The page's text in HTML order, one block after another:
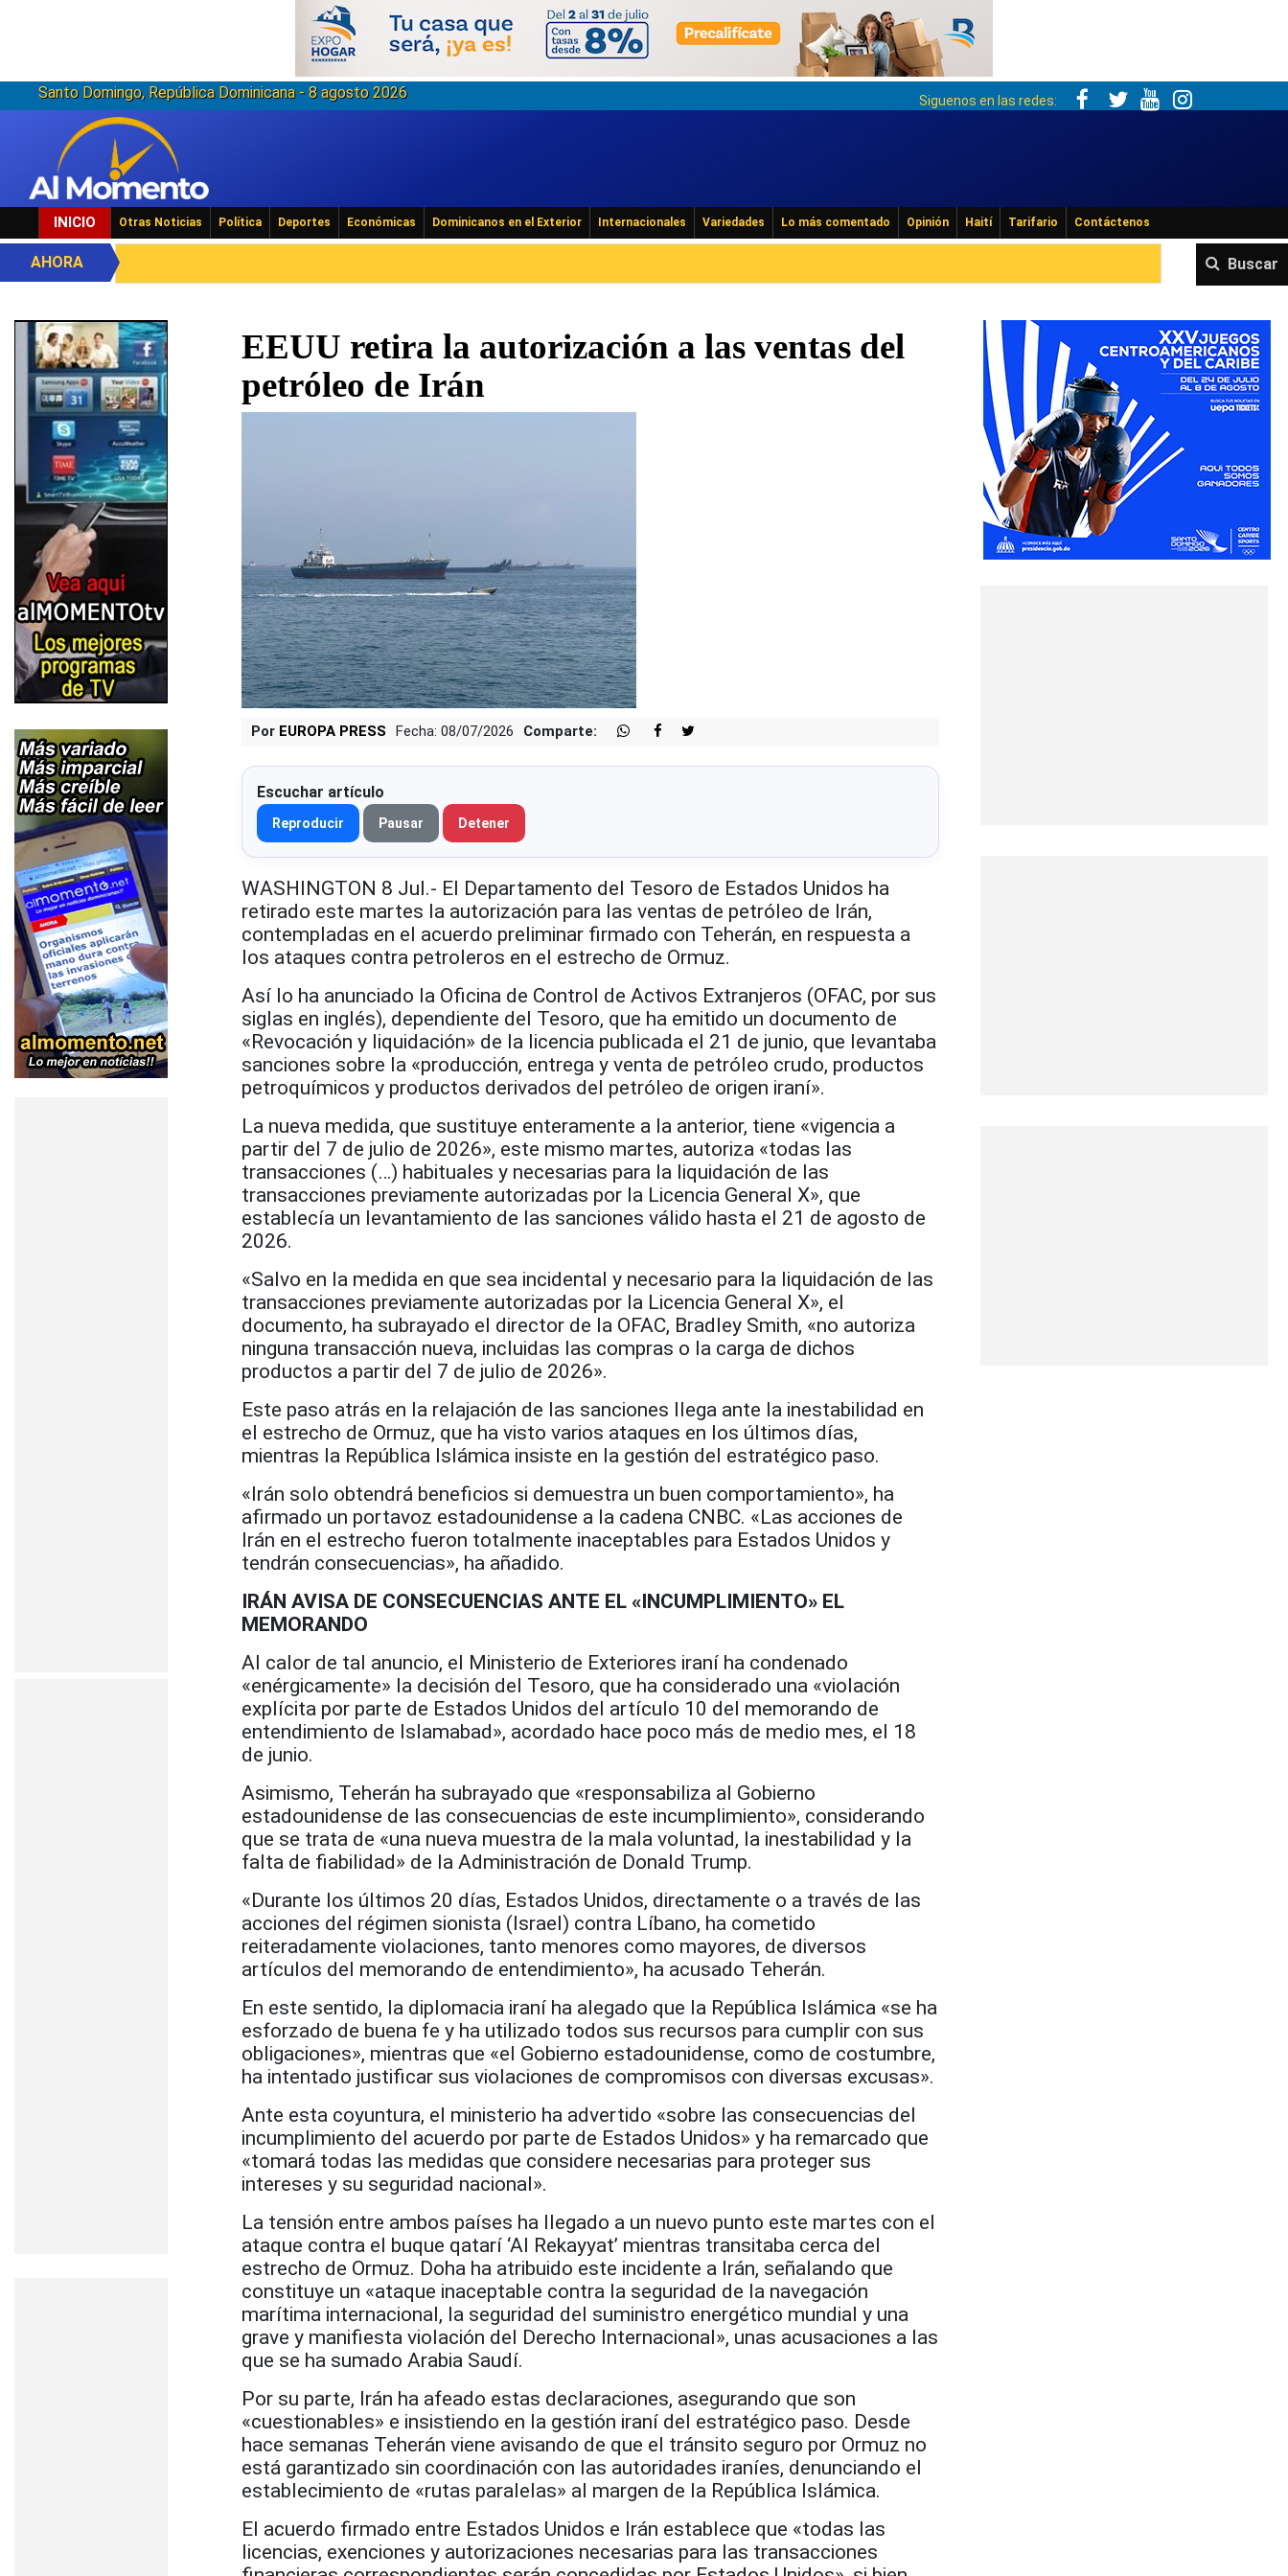
Santo Domingo, República Dominicana - 8 agosto 2026 Siguenos en las redes:
INICIO Otras Noticias Política Deportes Económicas Dominicanos en el Exterior Internacionales Variedades Lo más comentado Opinión Haití Tarifario Contáctenos
Buscar
AHORA
EEUU retira la autorización a las ventas del
petróleo de Irán
Por EUROPA PRESS Fecha: 08/07/2026 Comparte:
Escuchar artículo
Reproducir Pausar Detener
WASHINGTON 8 Jul.- El Departamento del Tesoro de Estados Unidos ha
retirado este martes la autorización para las ventas de petróleo de Irán,
contempladas en el acuerdo preliminar firmado con Teherán, en respuesta a
los ataques contra petroleros en el estrecho de Ormuz.
Así lo ha anunciado la Oficina de Control de Activos Extranjeros (OFAC, por sus
siglas en inglés), dependiente del Tesoro, que ha emitido un documento de
«Revocación y liquidación» de la licencia publicada el 21 de junio, que levantaba
sanciones sobre la «producción, entrega y venta de petróleo crudo, productos
petroquímicos y productos derivados del petróleo de origen iraní».
La nueva medida, que sustituye enteramente a la anterior, tiene «vigencia a
partir del 7 de julio de 2026», este mismo martes, autoriza «todas las
transacciones (…) habituales y necesarias para la liquidación de las
transacciones previamente autorizadas por la Licencia General X», que
establecía un levantamiento de las sanciones válido hasta el 21 de agosto de
2026.
«Salvo en la medida en que sea incidental y necesario para la liquidación de las
transacciones previamente autorizadas por la Licencia General X», el
documento, ha subrayado el director de la OFAC, Bradley Smith, «no autoriza
ninguna transacción nueva, incluidas las compras o la carga de dichos
productos a partir del 7 de julio de 2026».
Este paso atrás en la relajación de las sanciones llega ante la inestabilidad en
el estrecho de Ormuz, que ha visto varios ataques en los últimos días,
mientras la República Islámica insiste en la gestión del estratégico paso.
«Irán solo obtendrá beneficios si demuestra un buen comportamiento», ha
afirmado un portavoz estadounidense a la cadena CNBC. «Las acciones de
Irán en el estrecho fueron totalmente inaceptables para Estados Unidos y
tendrán consecuencias», ha añadido.
IRÁN AVISA DE CONSECUENCIAS ANTE EL «INCUMPLIMIENTO» EL
MEMORANDO
Al calor de tal anuncio, el Ministerio de Exteriores iraní ha condenado
«enérgicamente» la decisión del Tesoro, que ha considerado una «violación
explícita por parte de Estados Unidos del artículo 10 del memorando de
entendimiento de Islamabad», acordado hace poco más de medio mes, el 18
de junio.
Asimismo, Teherán ha subrayado que «responsabiliza al Gobierno
estadounidense de las consecuencias de este incumplimiento», considerando
que se trata de «una nueva muestra de la mala voluntad, la inestabilidad y la
falta de fiabilidad» de la Administración de Donald Trump.
«Durante los últimos 20 días, Estados Unidos, directamente o a través de las
acciones del régimen sionista (Israel) contra Líbano, ha cometido
reiteradamente violaciones, tanto menores como mayores, de diversos
artículos del memorando de entendimiento», ha acusado Teherán.
En este sentido, la diplomacia iraní ha alegado que la República Islámica «se ha
esforzado de buena fe y ha utilizado todos sus recursos para cumplir con sus
obligaciones», mientras que «el Gobierno estadounidense, como de costumbre,
ha intentado justificar sus violaciones de compromisos con diversas excusas».
Ante esta coyuntura, el ministerio ha advertido «sobre las consecuencias del
incumplimiento del acuerdo por parte de Estados Unidos» y ha remarcado que
«tomará todas las medidas que considere necesarias para proteger sus
intereses y su seguridad nacional».
La tensión entre ambos países ha llegado a un nuevo punto este martes con el
ataque contra el buque qatarí ‘Al Rekayyat’ mientras transitaba cerca del
estrecho de Ormuz. Doha ha atribuido este incidente a Irán, señalando que
constituye un «ataque inaceptable contra la seguridad de la navegación
marítima internacional, la seguridad del suministro energético mundial y una
grave y manifiesta violación del Derecho Internacional», unas acusaciones a las
que se ha sumado Arabia Saudí.
Por su parte, Irán ha afeado estas declaraciones, asegurando que son
«cuestionables» e insistiendo en la gestión iraní del estratégico paso. Desde
hace semanas Teherán viene avisando de que el tránsito seguro por Ormuz no
está garantizado sin coordinación con las autoridades iraníes, denunciando el
establecimiento de «rutas paralelas» al margen de la República Islámica.
El acuerdo firmado entre Estados Unidos e Irán establece que «todas las
licencias, exenciones y autorizaciones necesarias para las transacciones